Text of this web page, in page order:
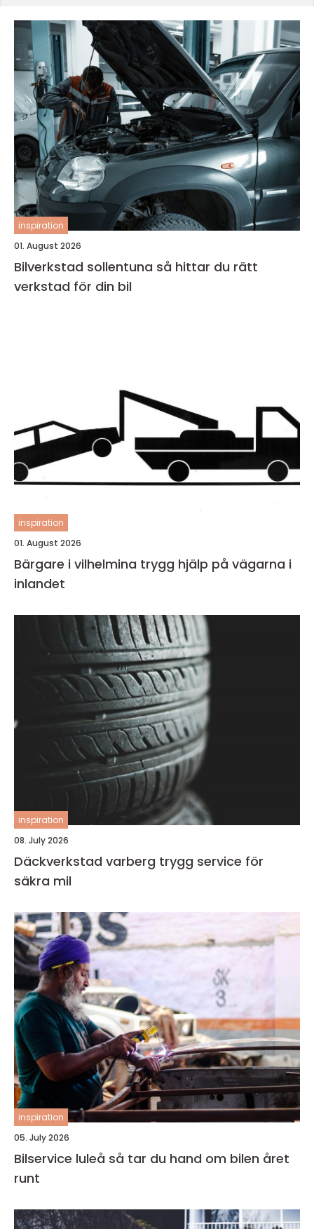
inspiration
01. August 2026
Bilverkstad sollentuna så hittar du rätt
verkstad för din bil
inspiration
01. August 2026
Bärgare i vilhelmina trygg hjälp på vägarna i
inlandet
inspiration
08. July 2026
Däckverkstad varberg trygg service för
säkra mil
inspiration
05. July 2026
Bilservice luleå så tar du hand om bilen året
runt